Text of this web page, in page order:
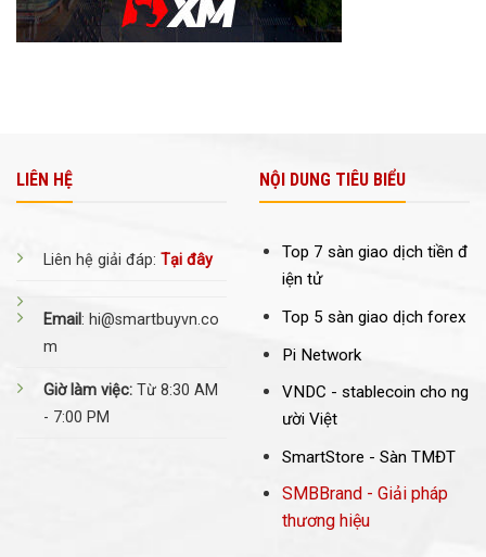
LIÊN HỆ
Liên hệ giải đáp: Tại đây
Email: hi@smartbuyvn.co
m
Giờ làm việc: Từ 8:30 AM
- 7:00 PM
NỘI DUNG TIÊU BIỂU
Top 7 sàn giao dịch tiền đ
iện tử
Top 5 sàn giao dịch forex
Pi Network
VNDC - stablecoin cho ng
ười Việt
SmartStore - Sàn TMĐT
SMBBrand - Giải pháp
thương hiệu